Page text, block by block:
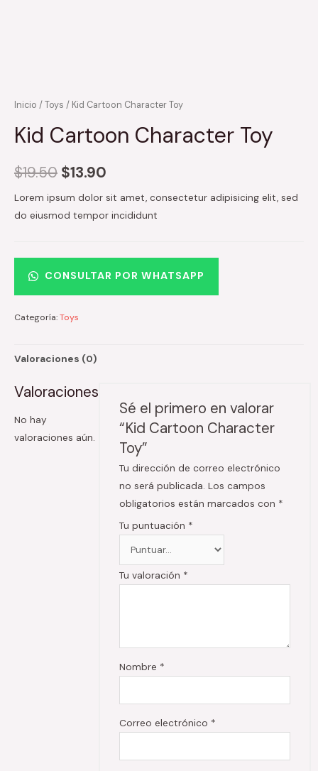
Inicio /Toys / Kid Cartoon Character Toy
Kid Cartoon Character Toy
$19.50 $13.90
Lorem ipsum dolor sit amet, consectetur adipisicing elit, sed
do eiusmod tempor incididunt
CONSULTAR POR WHATSAPP
Categoría:Toys
Valoraciones (0)
Valoraciones
No hay
valoraciones aún.
Sé el primero en valorar
“Kid Cartoon Character
Toy”
Tu dirección de correo electrónico
no será publicada. Los campos
obligatorios están marcados con *
Tu puntuación *
Tu valoración *
Nombre *
Correo electrónico *